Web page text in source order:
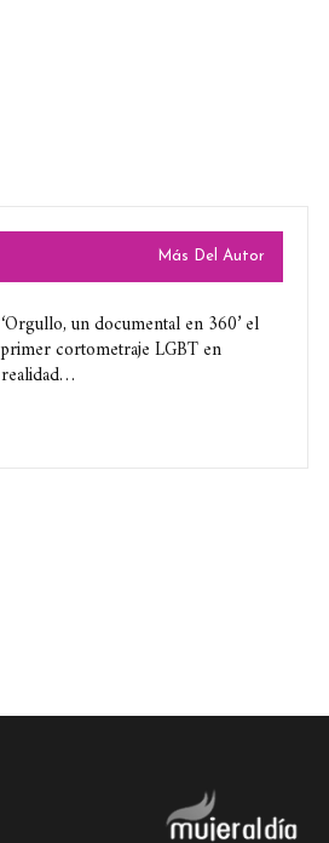
Más Del Autor
‘Orgullo, un documental en 360’ el
primer cortometraje LGBT en
realidad…